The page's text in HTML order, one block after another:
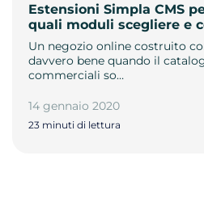
Estensioni Simpla CMS
quali moduli scegliere e
Un negozio online costruito
davvero bene quando il
commerciali so…
14 gennaio 2020
23 minuti di lettura